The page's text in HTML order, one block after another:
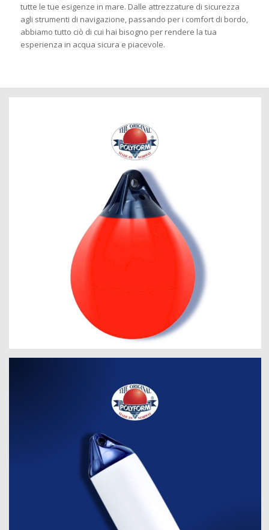
tutte le tue esigenze in mare. Dalle attrezzature di sicurezza
agli strumenti di navigazione, passando per i comfort di bordo,
abbiamo tutto ciò di cui hai bisogno per rendere la tua
esperienza in acqua sicura e piacevole.